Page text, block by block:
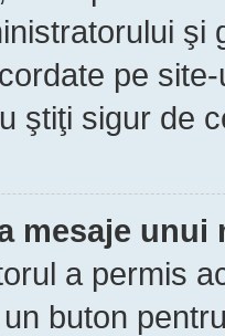
şi
pe
ştiţi sigur de
mesaje unui
a permis
buton